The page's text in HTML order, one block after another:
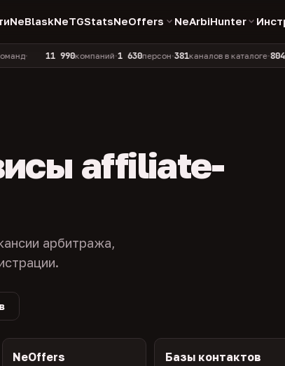
NeBlaskNeTGStatsNeOffers NeArbiHunter
11 990 компаний•1 630персон•381каналов в каталоге•804
affiliate-
арбитража,
NeOffers
Базы контактов